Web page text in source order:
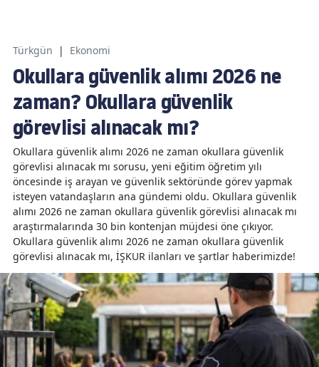
Türkgün | Ekonomi
Okullara güvenlik alımı 2026 ne
zaman? Okullara güvenlik
görevlisi alınacak mı?
Okullara güvenlik alımı 2026 ne zaman okullara güvenlik
görevlisi alınacak mı sorusu, yeni eğitim öğretim yılı
öncesinde iş arayan ve güvenlik sektöründe görev yapmak
isteyen vatandaşların ana gündemi oldu. Okullara güvenlik
alımı 2026 ne zaman okullara güvenlik görevlisi alınacak mı
araştırmalarında 30 bin kontenjan müjdesi öne çıkıyor.
Okullara güvenlik alımı 2026 ne zaman okullara güvenlik
görevlisi alınacak mı, İŞKUR ilanları ve şartlar haberimizde!